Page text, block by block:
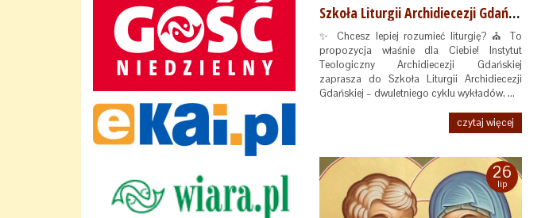
Szkoła Liturgii Archidiecezji Gdańskiej
✨ Chcesz lepiej rozumieć liturgię? ⛪ To
propozycja właśnie dla Ciebie! Instytut
Teologiczny Archidiecezji Gdańskiej
zaprasza do Szkoła Liturgii Archidiecezji
Gdańskiej – dwuletniego cyklu wykładów, …
czytaj więcej
26
lip